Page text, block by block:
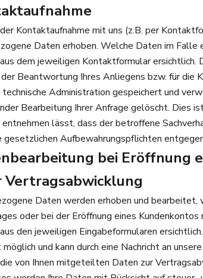
Kontaktaufnahme mit uns (z.B. per
Daten erhoben. Welche Daten im Falle
dem jeweiligen Kontaktformular ersichtlich.
Beantwortung Ihres Anliegens bzw. für die
Administration gespeichert und
Bearbeitung Ihrer Anfrage gelöscht. Dies
lässt, dass der betroffene
gesetzlichen Aufbewahrungspflichten
bei Eröffnung
Vertragsabwicklung
Daten werden erhoben und bearbeitet,
oder bei der Eröffnung eines
den jeweiligen Eingabeformularen
und kann durch eine Nachricht an
von Ihnen mitgeteilten Daten zur